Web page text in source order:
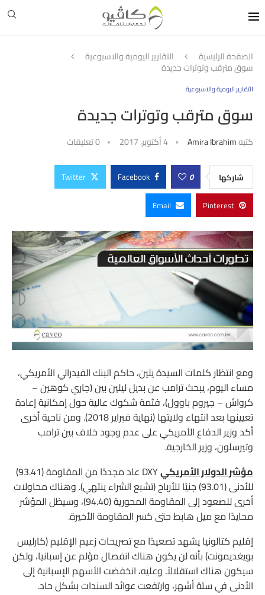
الصفحة الرئيسية التقارير اليومية والاسبوعية
سوق مترقب وتوترات جديدة
التقارير اليومية والاسبوعية
سوق مترقب وتوترات جديدة
كتبهAmira Ibrahim 4 أكتوبر، 2017 0 تعليقات
شاركها 0
Facebook
Twitter
Pinterest
Email
ومع انتظار كلمات السيدة يلين، حاكم البنك الفيدرالي الأمريكي،
مساء اليوم، يبحث ترامب عن بديل ليلين بين (جاري كوهين –
كرواش – جيروم باوول)، فثمة شكوك عالية حول إمكانية إعادة
تعيينها بعد انتهاء ولايتها (نهاية فبراير 2018). ومن ناحية أخرى
أكد وزير الدفاع الأمريكي على عدم وجود خلاف بين ترامب
وتيرسلون، وزير الخارجية.
مؤشر الدولار الأمريكي
DXY عاد مجددًا من المقاومة (93.41)
للأدنى (93.01) جنيًا للأرباح (تشبع الشراء ينتهي). وهناك محاولات
أخرى للصعود إلى المقاومة المحورية (94.40)، وسيظل المؤشر
محايدًا مع ميل هابط حتى كسر المقاومة الأخيرة.
إقليم كتالونيا يشهد تصعيدًا مع تصريحات زعيم الإقليم (كارليس
بويغديمونت) بأنه لن يكون هناك انفصال مؤلم عن إسبانيا، ولكن
سيكون هناك استقلالاً. وعليه، انخفضت الأسهم الإسبانية إلى
الأدنى في ستة أشهر، وارتفعت عوائد السندات بشكل حاد.